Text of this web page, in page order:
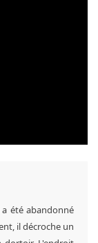
été abandonné
il décroche un